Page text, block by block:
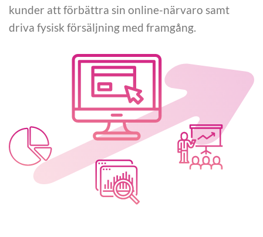
kunder att förbättra sin online-närvaro samt
driva fysisk försäljning med framgång.